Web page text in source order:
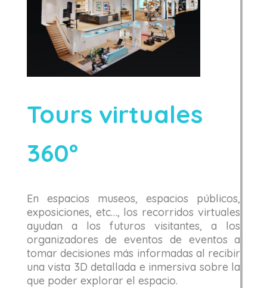
Tours virtuales
360º
En espacios museos, espacios públicos,
exposiciones, etc…, los recorridos virtuales
ayudan a los futuros visitantes, a los
organizadores de eventos de eventos a
tomar decisiones más informadas al recibir
una vista 3D detallada e inmersiva sobre la
que poder explorar el espacio.